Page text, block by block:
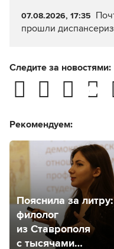
07.08.2026, 17:35
прошли
Следите за новостями:
Рекомендуем:
Пояснила за литру:
филолог
из Ставрополя
с тысячами